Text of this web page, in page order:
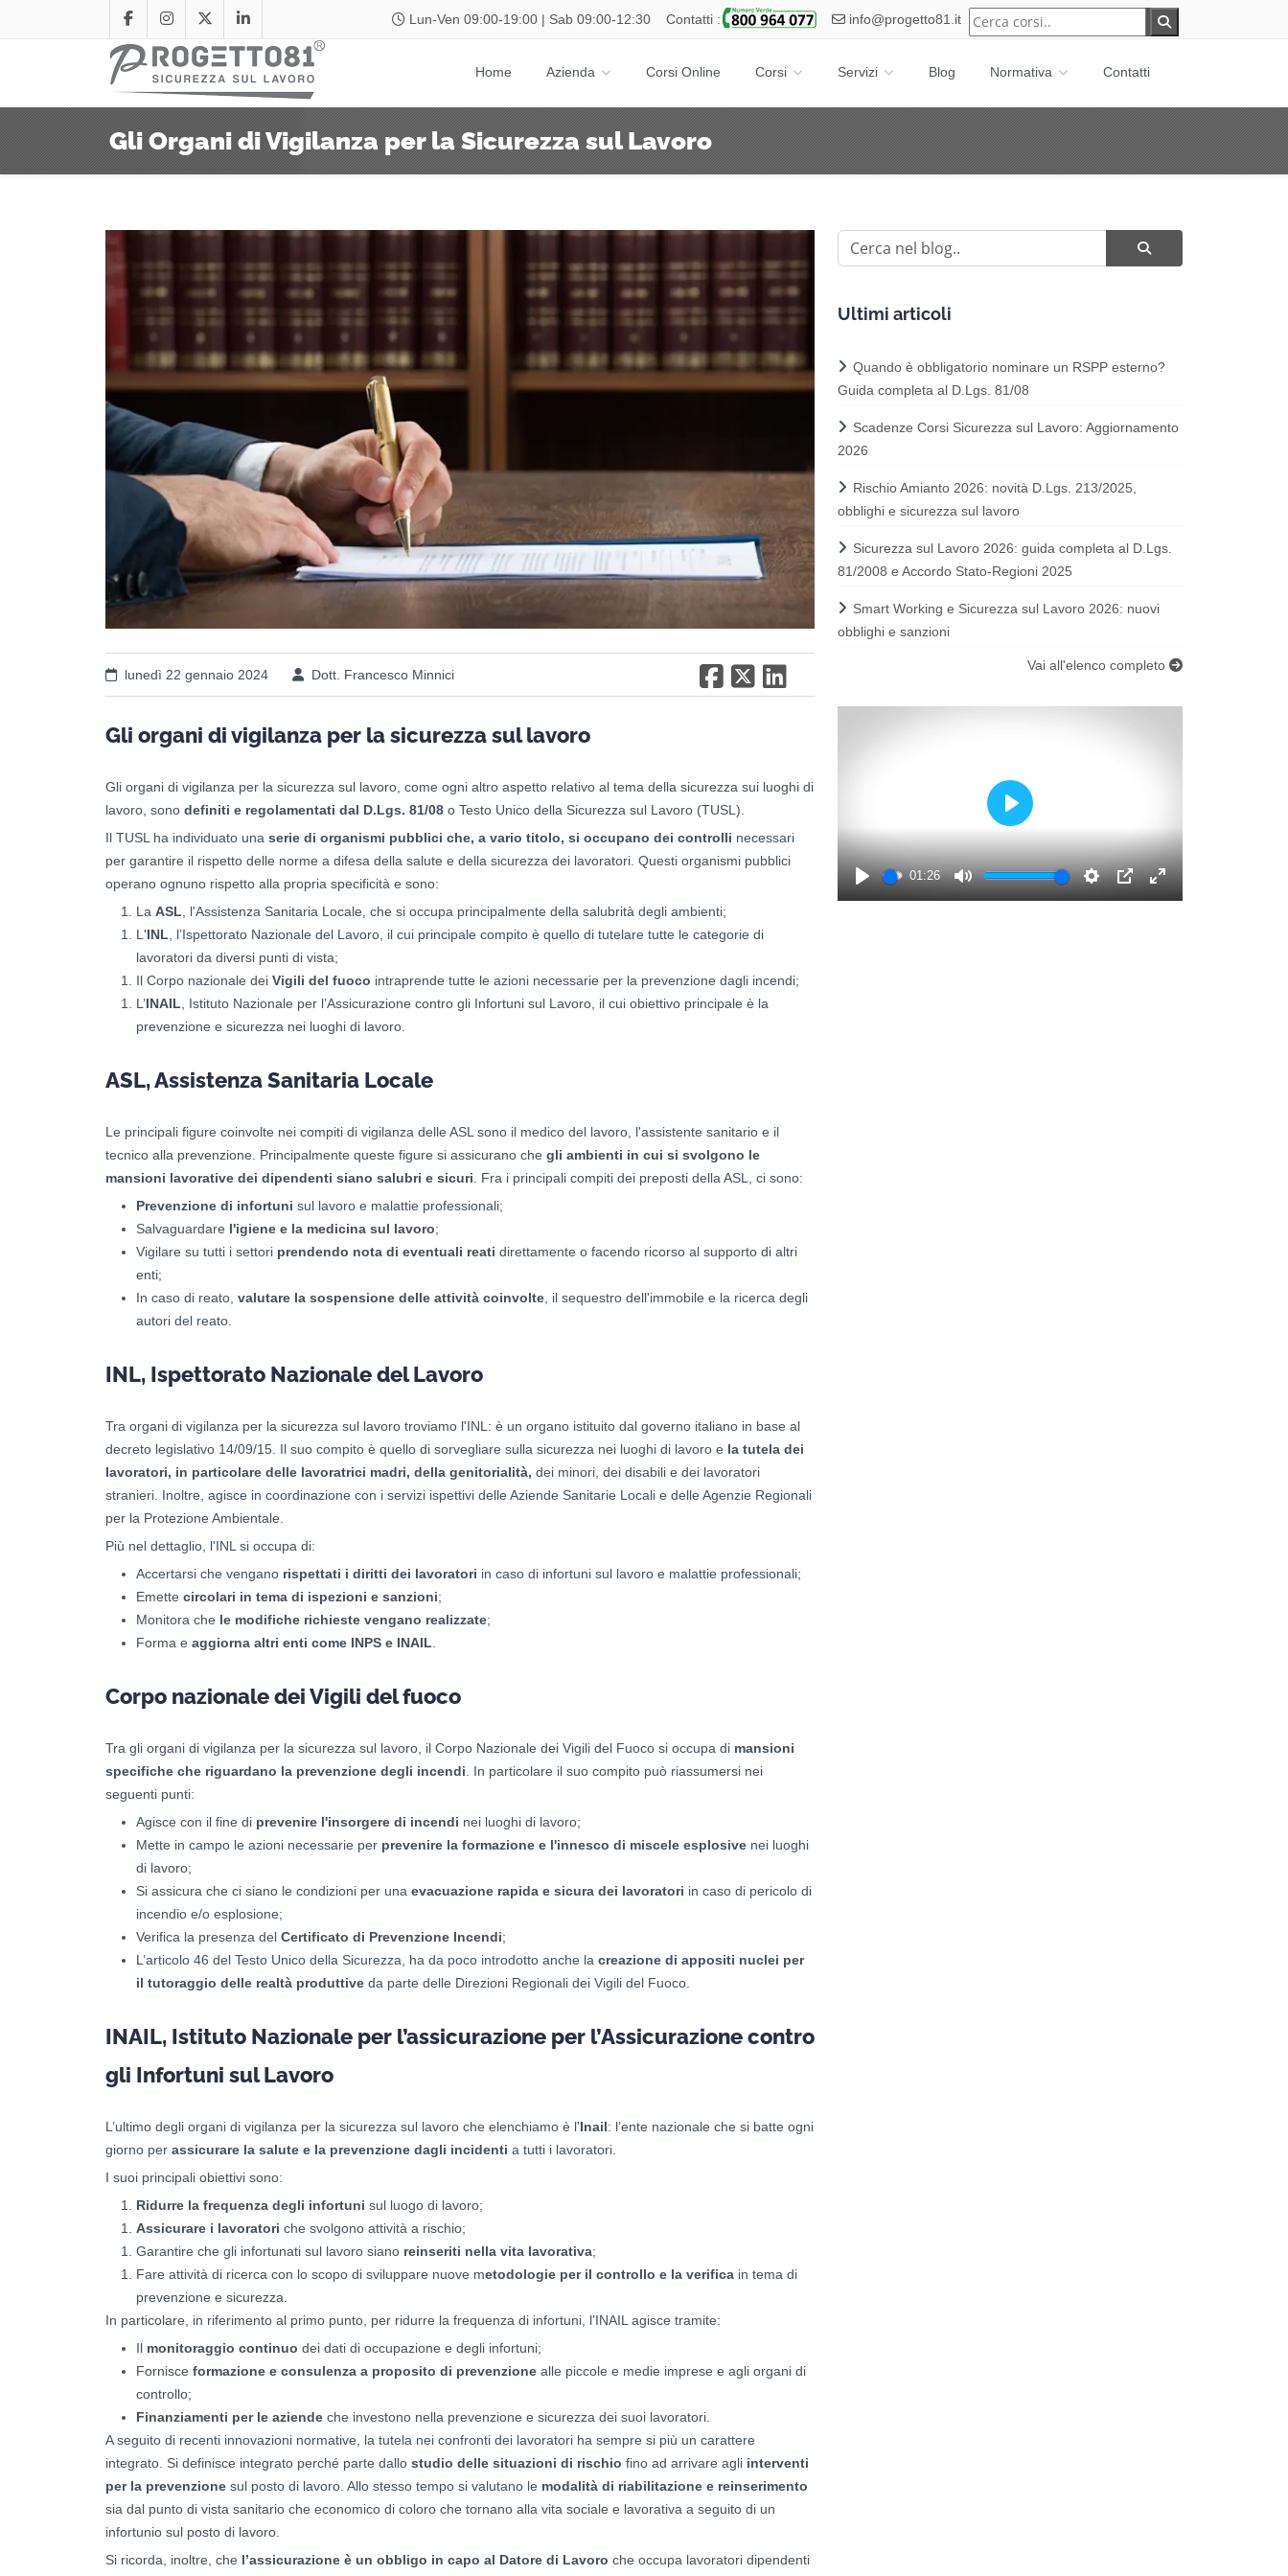
Lun-Ven 09:00-19:00 | Sab 09:00-12:30 Contatti : info@progetto81.it
Home Azienda Corsi Online Corsi Servizi Blog Normativa Contatti
Gli Organi di Vigilanza per la Sicurezza sul Lavoro
lunedì 22 gennaio 2024 Dott. Francesco Minnici
Gli organi di vigilanza per la sicurezza sul lavoro
Gli organi di vigilanza per la sicurezza sul lavoro, come ogni altro aspetto relativo al tema della sicurezza sui luoghi di
lavoro, sono definiti e regolamentati dal D.Lgs. 81/08 o Testo Unico della Sicurezza sul Lavoro (TUSL).
Il TUSL ha individuato una serie di organismi pubblici che, a vario titolo, si occupano dei controlli necessari
per garantire il rispetto delle norme a difesa della salute e della sicurezza dei lavoratori. Questi organismi pubblici
operano ognuno rispetto alla propria specificità e sono:
La ASL , l'Assistenza Sanitaria Locale, che si occupa principalmente della salubrità degli ambienti;
L'INL , l’Ispettorato Nazionale del Lavoro, il cui principale compito è quello di tutelare tutte le categorie di
lavoratori da diversi punti di vista;
Il Corpo nazionale dei Vigili del fuoco intraprende tutte le azioni necessarie per la prevenzione dagli incendi;
L’INAIL , Istituto Nazionale per l’Assicurazione contro gli Infortuni sul Lavoro, il cui obiettivo principale è la
prevenzione e sicurezza nei luoghi di lavoro.
ASL, Assistenza Sanitaria Locale
Le principali figure coinvolte nei compiti di vigilanza delle ASL sono il medico del lavoro, l'assistente sanitario e il
tecnico alla prevenzione. Principalmente queste figure si assicurano che gli ambienti in cui si svolgono le
mansioni lavorative dei dipendenti siano salubri e sicuri . Fra i principali compiti dei preposti della ASL, ci sono:
Prevenzione di infortuni sul lavoro e malattie professionali;
Salvaguardare l'igiene e la medicina sul lavoro;
Vigilare su tutti i settori prendendo nota di eventuali reati direttamente o facendo ricorso al supporto di altri
enti;
In caso di reato, valutare la sospensione delle attività coinvolte , il sequestro dell'immobile e la ricerca degli
autori del reato.
INL, Ispettorato Nazionale del Lavoro
Tra organi di vigilanza per la sicurezza sul lavoro troviamo l'INL: è un organo istituito dal governo italiano in base al
decreto legislativo 14/09/15. Il suo compito è quello di sorvegliare sulla sicurezza nei luoghi di lavoro e la tutela dei
lavoratori, in particolare delle lavoratrici madri, della genitorialità, dei minori, dei disabili e dei lavoratori
stranieri. Inoltre, agisce in coordinazione con i servizi ispettivi delle Aziende Sanitarie Locali e delle Agenzie Regionali
per la Protezione Ambientale.
Più nel dettaglio, l'INL si occupa di:
Accertarsi che vengano rispettati i diritti dei lavoratori in caso di infortuni sul lavoro e malattie professionali;
Emette circolari in tema di ispezioni e sanzioni;
Monitora che le modifiche richieste vengano realizzate;
Forma e aggiorna altri enti come INPS e INAIL
Corpo nazionale dei Vigili del fuoco
Tra gli organi di vigilanza per la sicurezza sul lavoro, il Corpo Nazionale dei Vigili del Fuoco si occupa di mansioni
specifiche che riguardano la prevenzione degli incendi . In particolare il suo compito può riassumersi nei
seguenti punti:
Agisce con il fine di prevenire l'insorgere di incendi nei luoghi di lavoro;
Mette in campo le azioni necessarie per prevenire la formazione e l'innesco di miscele esplosive nei luoghi
di lavoro;
Si assicura che ci siano le condizioni per una evacuazione rapida e sicura dei lavoratori in caso di pericolo di
incendio e/o esplosione;
Verifica la presenza del Certificato di Prevenzione Incendi;
L’articolo 46 del Testo Unico della Sicurezza, ha da poco introdotto anche la creazione di appositi nuclei per
il tutoraggio delle realtà produttive da parte delle Direzioni Regionali dei Vigili del Fuoco.
INAIL, Istituto Nazionale per l’assicurazione per l’Assicurazione contro
gli Infortuni sul Lavoro
L’ultimo degli organi di vigilanza per la sicurezza sul lavoro che elenchiamo è l'Inail: l’ente nazionale che si batte ogni
giorno per assicurare la salute e la prevenzione dagli incidenti a tutti i lavoratori.
I suoi principali obiettivi sono:
Ridurre la frequenza degli infortuni sul luogo di lavoro;
Assicurare i lavoratori che svolgono attività a rischio;
Garantire che gli infortunati sul lavoro siano reinseriti nella vita lavorativa;
Fare attività di ricerca con lo scopo di sviluppare nuove metodologie per il controllo e la verifica in tema di
prevenzione e sicurezza.
In particolare, in riferimento al primo punto, per ridurre la frequenza di infortuni, l’INAIL agisce tramite:
Il monitoraggio continuo dei dati di occupazione e degli infortuni;
Fornisce formazione e consulenza a proposito di prevenzione alle piccole e medie imprese e agli organi di
controllo;
Finanziamenti per le aziende che investono nella prevenzione e sicurezza dei suoi lavoratori.
A seguito di recenti innovazioni normative, la tutela nei confronti dei lavoratori ha sempre si più un carattere
integrato. Si definisce integrato perché parte dallo studio delle situazioni di rischio fino ad arrivare agli interventi
per la prevenzione sul posto di lavoro. Allo stesso tempo si valutano le modalità di riabilitazione e reinserimento
sia dal punto di vista sanitario che economico di coloro che tornano alla vita sociale e lavorativa a seguito di un
infortunio sul posto di lavoro.
Si ricorda, inoltre, che l’assicurazione è un obbligo in capo al Datore di Lavoro che occupa lavoratori dipendenti
Ultimi articoli
Quando è obbligatorio nominare un RSPP esterno?
Guida completa al D.Lgs. 81/08
Scadenze Corsi Sicurezza sul Lavoro: Aggiornamento
2026
Rischio Amianto 2026: novità D.Lgs. 213/2025,
obblighi e sicurezza sul lavoro
Sicurezza sul Lavoro 2026: guida completa al D.Lgs.
81/2008 e Accordo Stato-Regioni 2025
Smart Working e Sicurezza sul Lavoro 2026: nuovi
obblighi e sanzioni
Vai all'elenco completo
01:26
Mute Settings
Play